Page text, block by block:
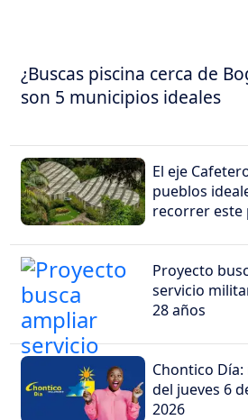
¿Buscas piscina cerca de
son 5 municipios ideales
El eje
pueblos
recorrer este
Proyecto
servicio
28 años
Chontico
del jueves 6
2026